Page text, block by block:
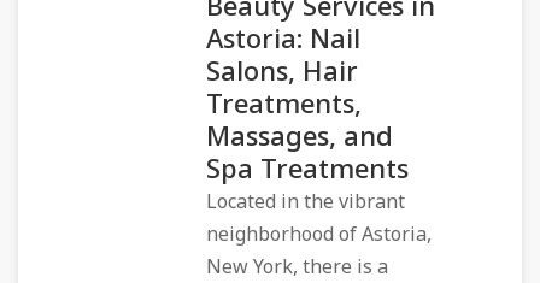
Astoria: Nail
Salons, Hair
Treatments,
Massages, and
Spa Treatments
Located in the vibrant
neighborhood of Astoria,
New York, there is a